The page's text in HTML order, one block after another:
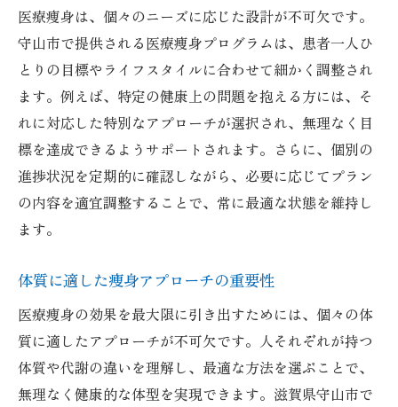
医療痩身は、個々のニーズに応じた設計が不可欠です。
守山市で提供される医療痩身プログラムは、患者一人ひ
とりの目標やライフスタイルに合わせて細かく調整され
ます。例えば、特定の健康上の問題を抱える方には、そ
れに対応した特別なアプローチが選択され、無理なく目
標を達成できるようサポートされます。さらに、個別の
進捗状況を定期的に確認しながら、必要に応じてプラン
の内容を適宜調整することで、常に最適な状態を維持し
ます。
体質に適した痩身アプローチの重要性
医療痩身の効果を最大限に引き出すためには、個々の体
質に適したアプローチが不可欠です。人それぞれが持つ
体質や代謝の違いを理解し、最適な方法を選ぶことで、
無理なく健康的な体型を実現できます。滋賀県守山市で